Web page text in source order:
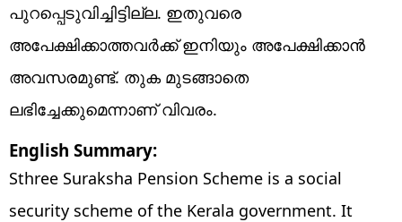
പുറപ്പെടുവിച്ചിട്ടില്ല. ഇതുവരെ
അപേക്ഷിക്കാത്തവർക്ക് ഇനിയും അപേക്ഷിക്കാൻ
അവസരമുണ്ട്. തുക മുടങ്ങാതെ
ലഭിച്ചേക്കുമെന്നാണ് വിവരം.
English Summary:
Sthree Suraksha Pension Scheme is a social
security scheme of the Kerala government. It